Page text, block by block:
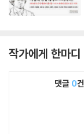
작가에게 한마디
댓글 0건